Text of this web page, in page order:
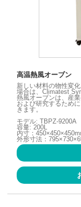
高温熱風オーブン
新しい材料の物性変
場合は、Climatest
熱風オーブンは、産
および研究するため
きます。
モデル: TBPZ-9200A
容量: 200L
内寸：
外形寸法：